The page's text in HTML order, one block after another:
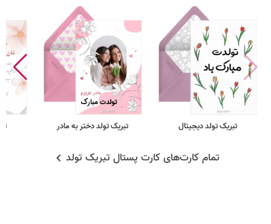
تبریک تولد دیجیتال تبریک تولد دختر به مادر
تمام کارت‌های کارت پستال تبریک تولد